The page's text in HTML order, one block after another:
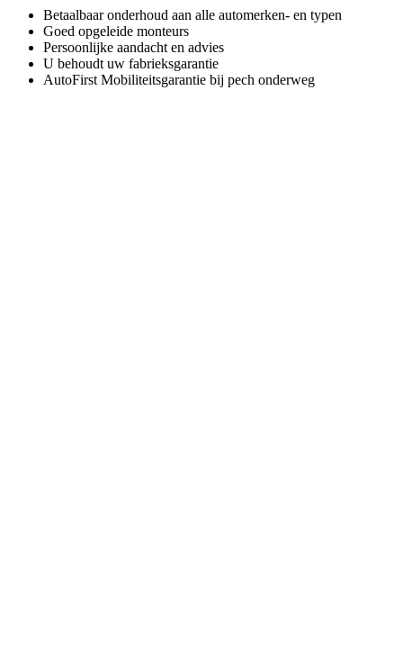
Betaalbaar onderhoud aan alle automerken- en typen
Goed opgeleide monteurs
Persoonlijke aandacht en advies
U behoudt uw fabrieksgarantie
AutoFirst Mobiliteitsgarantie bij pech onderweg